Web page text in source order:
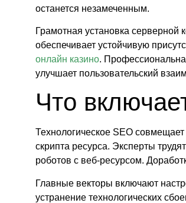
останется незамеченным.
Грамотная установка серверной
обеспечивает устойчивую
онлайн казино.
улучшает пользовательский
Что
Технологическое SEO
скрипта ресурса. Эксперты
роботов с веб-ресурсом.
Главные векторы включают
устранение технологических